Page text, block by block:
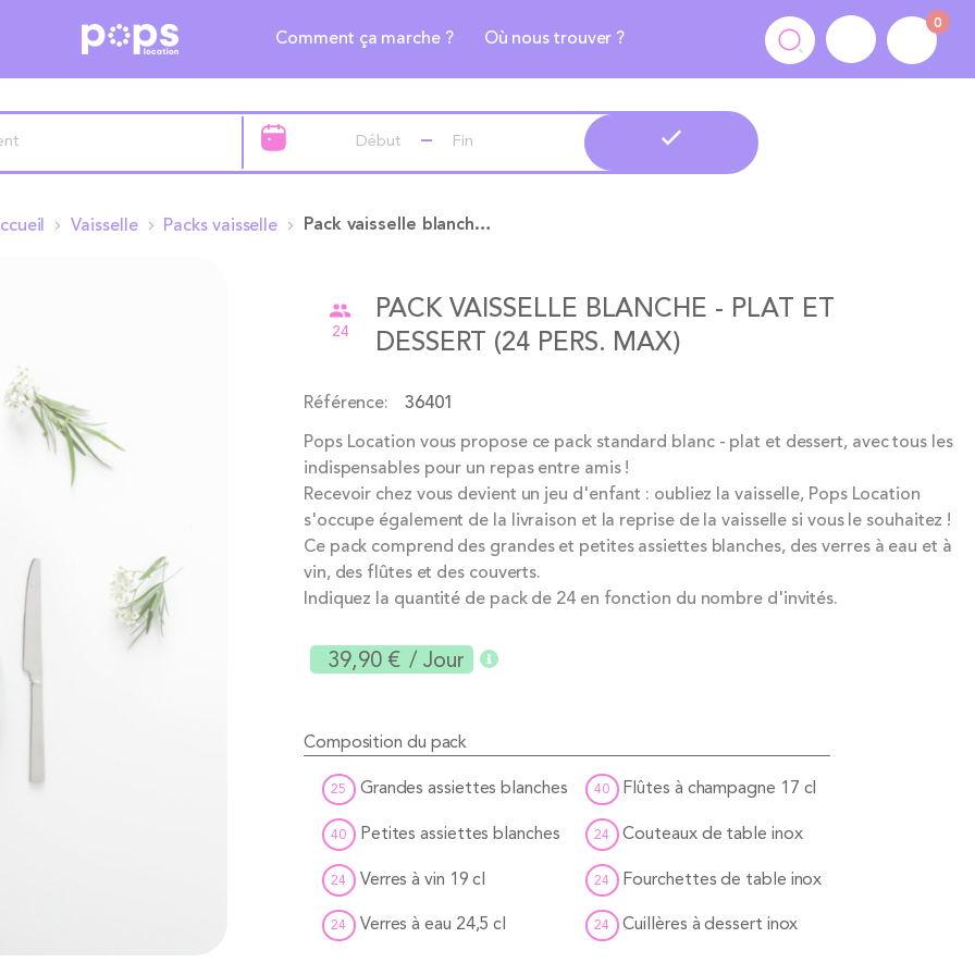
Comment ça marche ? Où nous trouver ?
0
Vaisselle Packs vaisselle Pack vaisselle blanche - Plat et dessert (24 pers. max)
24
PACK VAISSELLE BLANCHE - PLAT ET
DESSERT (24 PERS. MAX)
Référence
36401
Pops Location vous propose ce pack standard blanc - plat et dessert, avec tous les
indispensables pour un repas entre amis !
Recevoir chez vous devient un jeu d'enfant : oubliez la vaisselle, Pops Location
s'occupe également de la livraison et la reprise de la vaisselle si vous le souhaitez !
Ce pack comprend des grandes et petites assiettes blanches, des verres à eau et à
vin, des flûtes et des couverts.
Indiquez la quantité de pack de 24 en fonction du nombre d'invités.
39,90 € / Jour
Composition du pack
25 Grandes assiettes blanches
40 Petites assiettes blanches
24 Verres à vin 19 cl
24 Verres à eau 24,5 cl
40 Flûtes à champagne 17 cl
24 Couteaux de table inox
24 Fourchettes de table inox
24 Cuillères à dessert inox